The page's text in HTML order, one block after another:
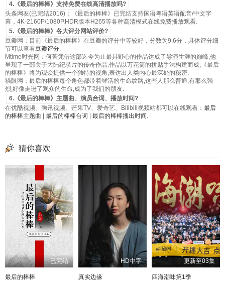
4.《最后的棒棒》支持免费在线高清播放吗?
头条网友(已完结2016)：《最后的棒棒》已完结支持国语粤语英语配音/中文字
幕，4K-2160P/1080P,HDR版本H265等各种高清模式在线免费播放观看.
5.《最后的棒棒》各大评分网站评价?
豆瓣网：目前《最后的棒棒》在豆瓣的评分中等较好，分数为9.6分，具体评分细
节可以查看豆瓣评分.
Mtime时光网：何苦凭借这部迄今为止最具野心的作品达成了导演生涯的巅峰,他
呈现了一部关于大陆纪录片的传奇作品.作品以万花筒的拼贴手法构建而成,《最后
的棒棒》将为观众提供一个独特的视角,表达出人类内心最深处的秘密.
猫眼网：最后的棒棒每个角色都带着鲜活的生命纹路,这些人那么普通,有那么强
烈,好像走进了观众的生命,成为了我们的朋友.
6.《最后的棒棒》主题曲、演员台词、播放时间?
在优酷视频、腾讯视频、芒果TV、爱奇艺、Bilibili视频站都可以在线观看： 最后
的棒棒主题曲
最后的棒棒台词 最后的棒棒播出时间 .
猜你喜欢
已完结
最后的棒棒
HD中字
真实边缘
更新至03集
四海潮味第1季